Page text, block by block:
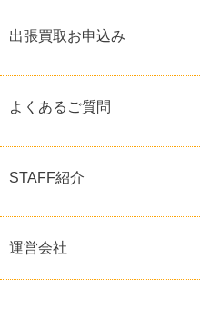
出張買取お申込み
よくあるご質問
STAFF紹介
運営会社